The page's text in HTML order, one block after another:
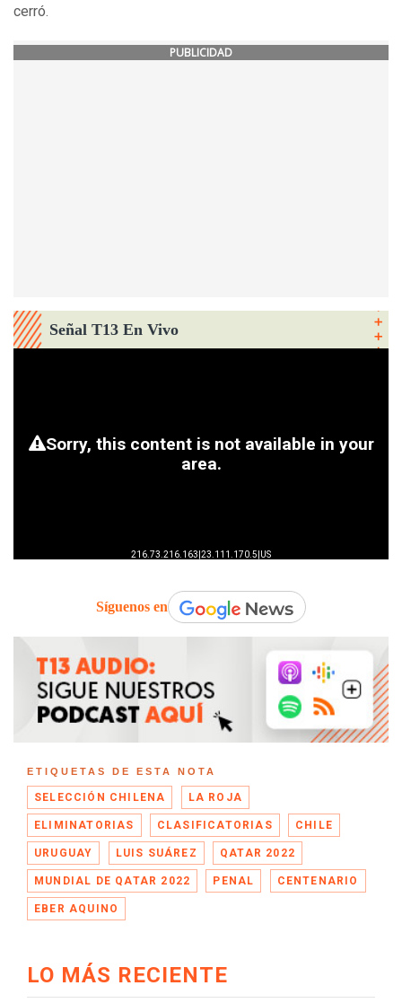
cerró.
PUBLICIDAD
Señal T13 En Vivo
Síguenos en
ETIQUETAS DE ESTA NOTA
SELECCIÓN CHILENA LA ROJA
ELIMINATORIAS CLASIFICATORIAS CHILE
URUGUAY LUIS SUÁREZ QATAR 2022
MUNDIAL DE QATAR 2022 PENAL CENTENARIO
EBER AQUINO
LO MÁS RECIENTE